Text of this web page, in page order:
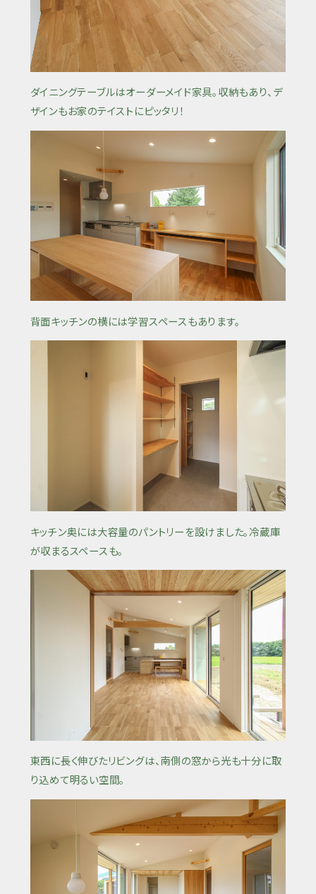
ダイニングテーブルはオーダーメイド家具。収納もあり、デ
ザインもお家のテイストにピッタリ！
背面キッチンの横には学習スペースもあります。
キッチン奥には大容量のパントリーを設けました。冷蔵庫
が収まるスペースも。
東西に長く伸びたリビングは、南側の窓から光も十分に取
り込めて明るい空間。